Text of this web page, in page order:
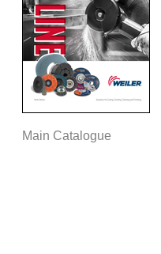
Main Catalogue